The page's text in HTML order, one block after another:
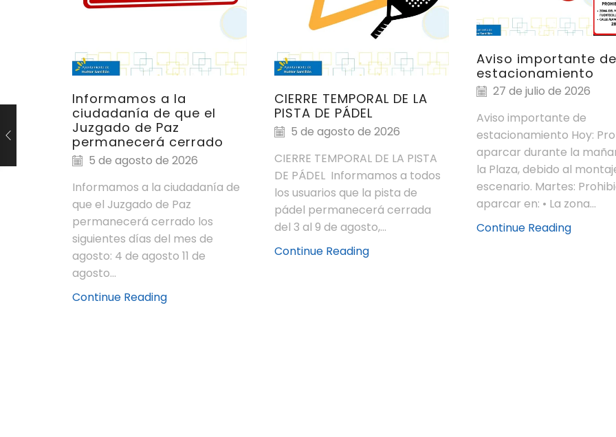
Informamos a la
ciudadanía de que el
Juzgado de Paz
permanecerá cerrado
5 de agosto de 2026
Informamos a la ciudadanía de
que el Juzgado de Paz
permanecerá cerrado los
siguientes días del mes de
agosto: 4 de agosto 11 de
agosto...
Continue Reading
CIERRE TEMPORAL DE LA
PISTA DE PÁDEL
5 de agosto de 2026
CIERRE TEMPORAL DE LA PISTA
DE PÁDEL Informamos a todos
los usuarios que la pista de
pádel permanecerá cerrada
del 3 al 9 de agosto,...
Continue Reading
Aviso importante de
estacionamiento
27 de julio de 2026
Aviso importante de
estacionamiento Hoy:
aparcar durante la
la Plaza, debido al
escenario. Martes:
aparcar en: • La zona...
Continue Reading